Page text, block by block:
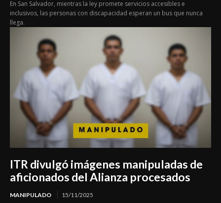
En San Salvador, mientras la ley promete servicios accesibles e
inclusivos, las personas con discapacidad esperan un bus que nunca
llega.
ITR divulgó imágenes manipuladas de
aficionados del Alianza procesados
MANIPULADO 15/11/2025